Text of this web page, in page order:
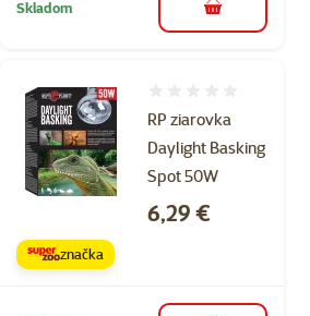
Skladom do košíka
RP ziarovka
Daylight Basking
Spot 50W
Cena
6,29 €
značka